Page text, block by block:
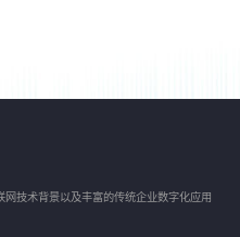
技术背景以及丰富的传统企业数字化应用